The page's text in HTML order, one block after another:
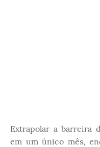
Extrapolar a barreira
em um único mês,